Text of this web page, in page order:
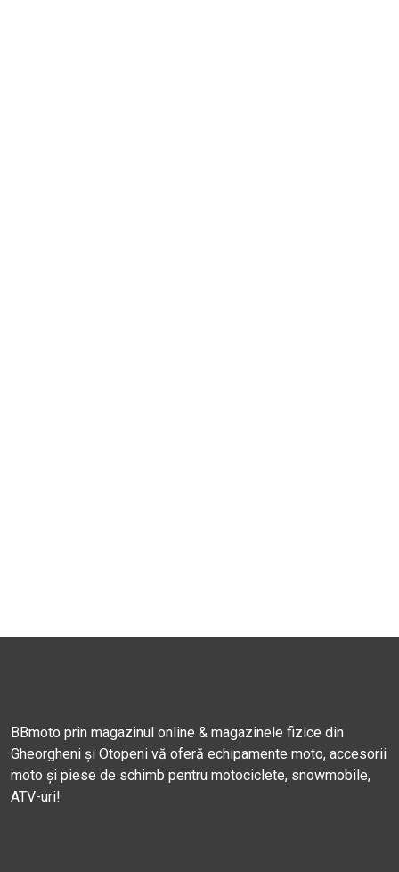
BBmoto prin magazinul online & magazinele fizice din
Gheorgheni și Otopeni vă oferă echipamente moto, accesorii
moto și piese de schimb pentru motociclete, snowmobile,
ATV-uri!